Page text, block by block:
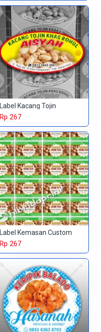
Label Kacang Tojin
Rp 267
Label Kemasan Custom
Rp 267